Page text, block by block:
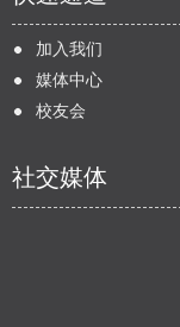
加入我们
媒体中心
校友会
社交媒体